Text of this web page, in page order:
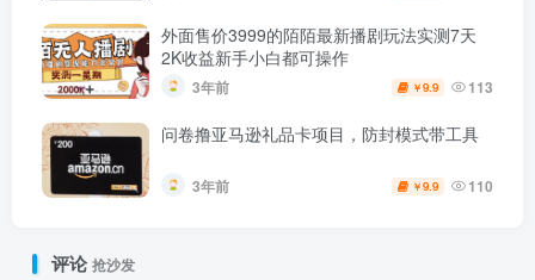
外面售价3999的陌陌最新播剧玩法实测7天
2K收益新手小白都可操作
3年前 ￥9.9 113
问卷撸亚马逊礼品卡项目，防封模式带工具
3年前 ￥9.9 110
评论抢沙发